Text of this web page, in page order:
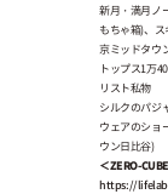
新月・満月ノ
もちゃ箱)、
京ミッドタウ
トップス1万
リスト私物
シルクのパジ
ウェアのショ
ウン日比谷)
＜ZERO-
https://